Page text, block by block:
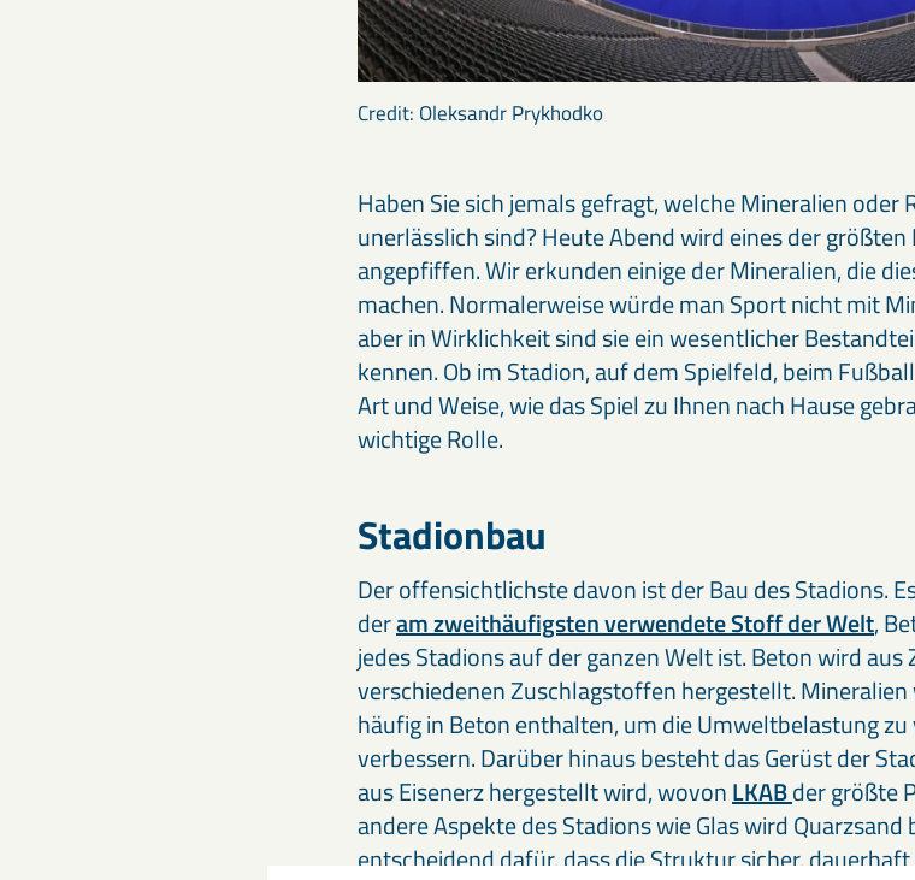
Credit: Oleksandr Prykhodko
Haben Sie sich jemals gefragt, welche Mineralien oder
unerlässlich sind? Heute Abend wird eines der
angepfiffen. Wir erkunden einige der Mineralien, die
machen. Normalerweise würde man Sport nicht mit
aber in Wirklichkeit sind sie ein wesentlicher
kennen. Ob im Stadion, auf dem Spielfeld, beim
Art und Weise, wie das Spiel zu Ihnen nach Hause
wichtige Rolle.
Stadionbau
Der offensichtlichste davon ist der Bau des Stadions.
deram zweithäufigsten verwendete Stoff der Welt,
jedes Stadions auf der ganzen Welt ist. Beton wird aus
verschiedenen Zuschlagstoffen hergestellt. Mineralien
häufig in Beton enthalten, um die Umweltbelastung
verbessern. Darüber hinaus besteht das Gerüst der
aus Eisenerz hergestellt wird, wovonLKABder größte
andere Aspekte des Stadions wie Glas wird
entscheidend dafür, dass die Struktur sicher,